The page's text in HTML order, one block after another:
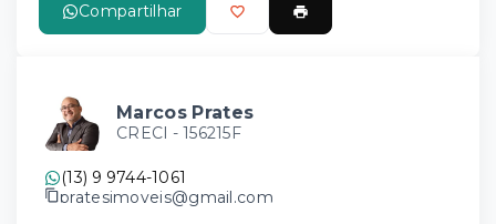
Compartilhar
Marcos Prates
CRECI - 156215F
(13) 9 9744-1061
pratesimoveis@gmail.com